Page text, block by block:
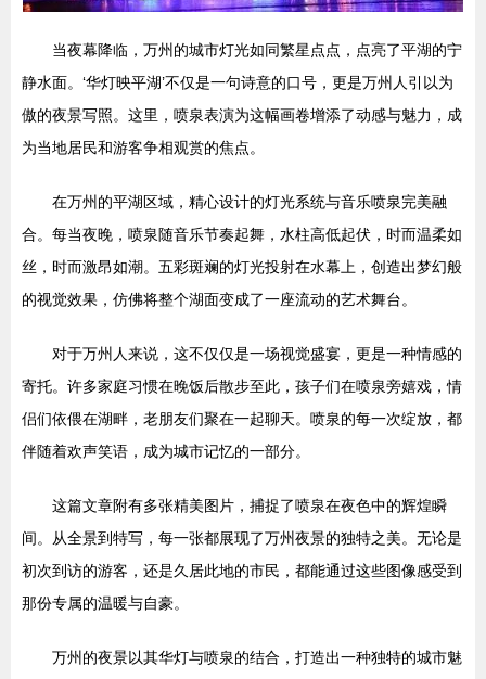
当夜幕降临，万州的城市灯光如同繁星点点，点亮了平湖的宁
静水面。‘华灯映平湖’不仅是一句诗意的口号，更是万州人引以为
傲的夜景写照。这里，喷泉表演为这幅画卷增添了动感与魅力，成
为当地居民和游客争相观赏的焦点。
在万州的平湖区域，精心设计的灯光系统与音乐喷泉完美融
合。每当夜晚，喷泉随音乐节奏起舞，水柱高低起伏，时而温柔如
丝，时而激昂如潮。五彩斑斓的灯光投射在水幕上，创造出梦幻般
的视觉效果，仿佛将整个湖面变成了一座流动的艺术舞台。
对于万州人来说，这不仅仅是一场视觉盛宴，更是一种情感的
寄托。许多家庭习惯在晚饭后散步至此，孩子们在喷泉旁嬉戏，情
侣们依偎在湖畔，老朋友们聚在一起聊天。喷泉的每一次绽放，都
伴随着欢声笑语，成为城市记忆的一部分。
这篇文章附有多张精美图片，捕捉了喷泉在夜色中的辉煌瞬
间。从全景到特写，每一张都展现了万州夜景的独特之美。无论是
初次到访的游客，还是久居此地的市民，都能通过这些图像感受到
那份专属的温暖与自豪。
万州的夜景以其华灯与喷泉的结合，打造出一种独特的城市魅